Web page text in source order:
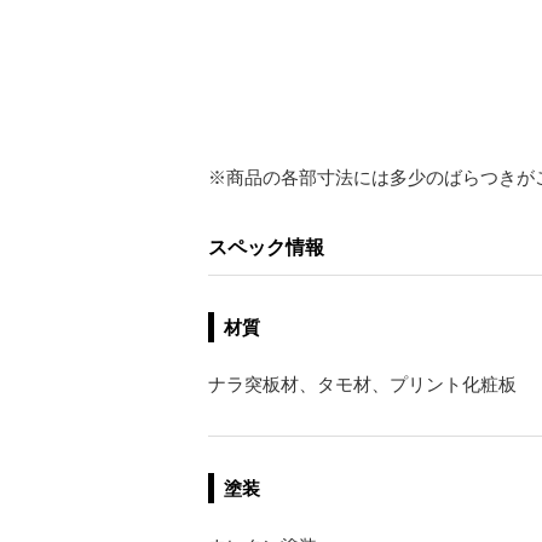
※商品の各部寸法には多少のばらつきが
スペック情報
材質
ナラ突板材、タモ材、プリント化粧板
塗装